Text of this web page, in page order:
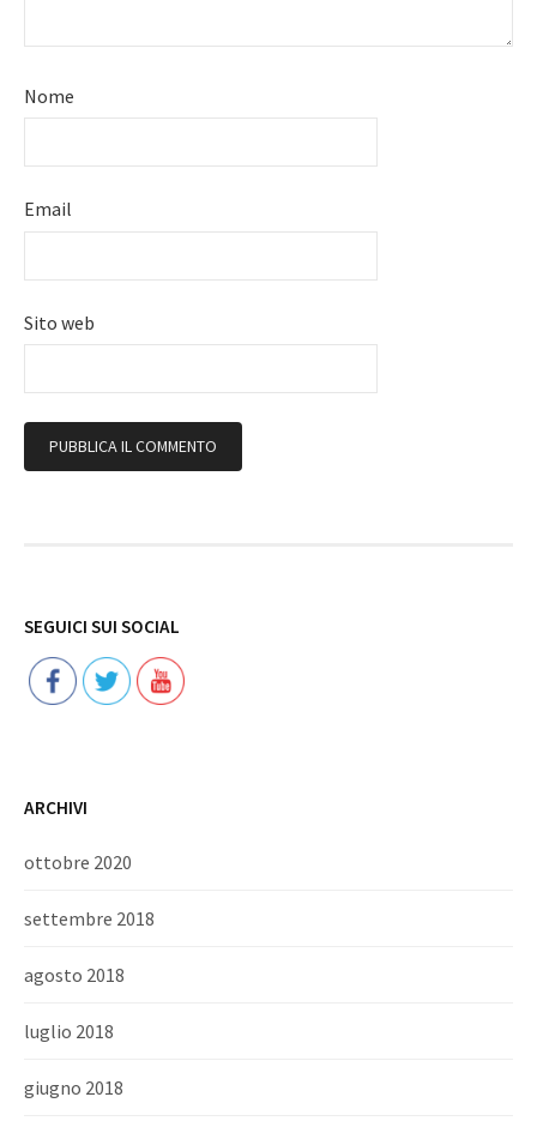
Nome
Email
Sito web
SEGUICI SUI SOCIAL
ARCHIVI
ottobre 2020
settembre 2018
agosto 2018
luglio 2018
giugno 2018